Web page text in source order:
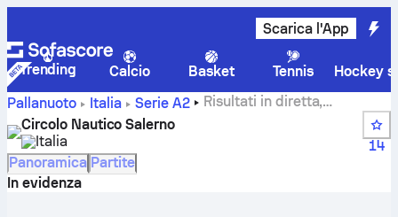
Scarica l'App
Trending Calcio Basket Tennis
Hockey
Pallanuoto
Italia Serie A2
Risultati in diretta,
calendario e punteggi di Circolo Nautico Salerno -
Pallanuoto
Circolo Nautico Salerno
Italia
14
Panoramica Partite
In evidenza